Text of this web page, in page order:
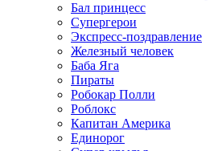
Бал принцесс
Супергерои
Экспресс-поздравление
Железный человек
Баба Яга
Пираты
Робокар Полли
Роблокс
Капитан Америка
Единорог